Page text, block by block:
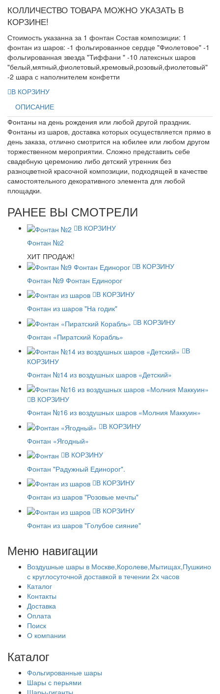
КОЛЛИЧЕСТВО ТОВАРА МОЖНО УКАЗАТЬ В
КОРЗИНЕ!
Стоимость указанна за 1 фонтан Состав композиции: 1
фонтан из шаров: -1 фольгированное сердце "Фиолетовое" -1
фольгированная звезда "Тиффани " -10 латексных шаров
"белый,мятный,фиолетовый,кремовый,розовый,фиолетовый"
-2 шара с наполнителем конфетти
В КОРЗИНУ
ОПИСАНИЕ
Фонтаны на день рождения или любой другой праздник.
Фонтаны из шаров, доставка которых осуществляется прямо в
день заказа, отлично смотрится на юбилее или любом другом
торжественном мероприятии. Сложно представить себе
свадебную церемонию либо детский утренник без
разноцветной красочной композиции, подходящей в качестве
самостоятельного декоративного элемента для любой
площадки.
РАНЕЕ ВЫ СМОТРЕЛИ
В КОРЗИНУ
Фонтан №2
ХИТ ПРОДАЖ!
В КОРЗИНУ
Фонтан №9 Фонтан Единорог
В КОРЗИНУ
Фонтан из шаров "На годик"
В КОРЗИНУ
Фонтан «Пиратский Корабль»
В
КОРЗИНУ
Фонтан №14 из воздушных шаров «Детский»
В КОРЗИНУ
Фонтан №16 из воздушных шаров «Молния Маккуин»
В КОРЗИНУ
Фонтан «Ягодный»
В КОРЗИНУ
Фонтан "Радужный Единорог".
В КОРЗИНУ
Фонтан из шаров "Розовые мечты"
В КОРЗИНУ
Фонтан из шаров "Голубое сияние"
Меню навигации
Воздушные шары в Москве,Королеве,Мытищах,Пушкино
с круглосуточной доставкой в течении 2х часов
Каталог
Контакты
Доставка
Оплата
Поиск
О компании
Каталог
Фольгированные шары
Шары с перьями
Шары-гиганты